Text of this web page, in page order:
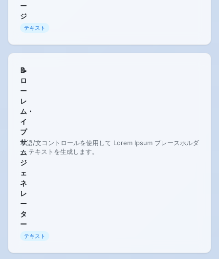
ー
ジ
テキスト
📝
ロ
ー
レ
ム・
イ
プ
サ
ム
ジ
ェ
ネ
レ
ー
タ
ー
単語/文コントロールを使用して Lorem Ipsum プレースホルダ
ー テキストを生成します。
テキスト